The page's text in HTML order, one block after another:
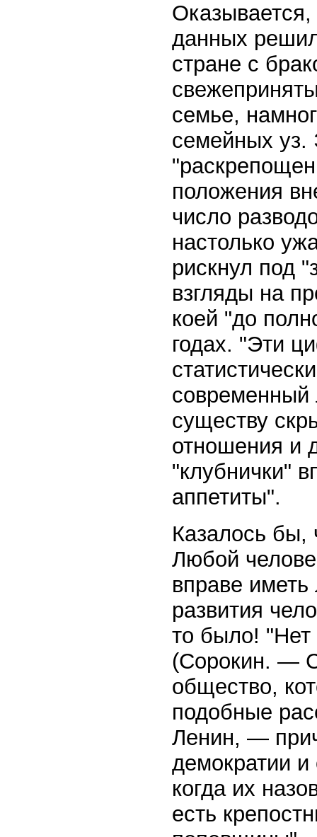
данных
стране с
семье,
семейных уз.
положения
число
настолько
рискнул под
взгляды на
коей "до
годах. "Эти
существу
отношения и
"клубнички"
аппетиты".
Казалось бы,
Любой
вправе
развития
то было! "Нет
(Сорокин. —
общество,
подобные
Ленин, —
демократии и
когда их
есть